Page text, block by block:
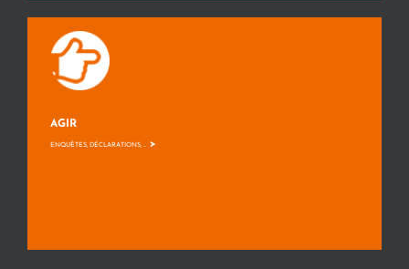
AGIR
ENQUÊTES, DÉCLARATIONS, ... >